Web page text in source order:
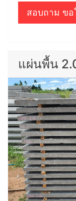
สอบถาม ขอ
แผ่นพื้น